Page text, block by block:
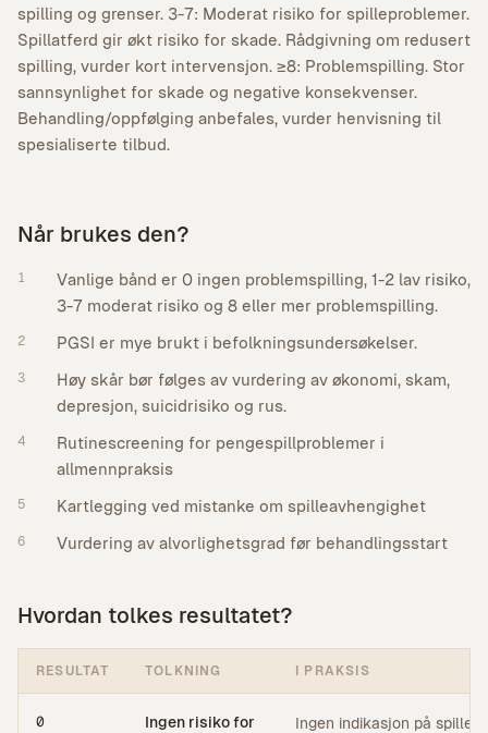
spilling og grenser. 3-7: Moderat risiko for spilleproblemer.
Spillatferd gir økt risiko for skade. Rådgivning om redusert
spilling, vurder kort intervensjon. ≥8: Problemspilling. Stor
sannsynlighet for skade og negative konsekvenser.
Behandling/oppfølging anbefales, vurder henvisning til
spesialiserte tilbud.
Når brukes den?
1
Vanlige bånd er 0 ingen problemspilling, 1-2 lav risiko,
3-7 moderat risiko og 8 eller mer problemspilling.
2 PGSI er mye brukt i befolkningsundersøkelser.
3
Høy skår bør følges av vurdering av økonomi, skam,
depresjon, suicidrisiko og rus.
4
Rutinescreening for pengespillproblemer i
allmennpraksis
5 Kartlegging ved mistanke om spilleavhengighet
6 Vurdering av alvorlighetsgrad før behandlingsstart
Hvordan tolkes resultatet?
RESULTAT TOLKNING I PRAKSIS
0
Ingen risiko for
Ingen indikasjon på